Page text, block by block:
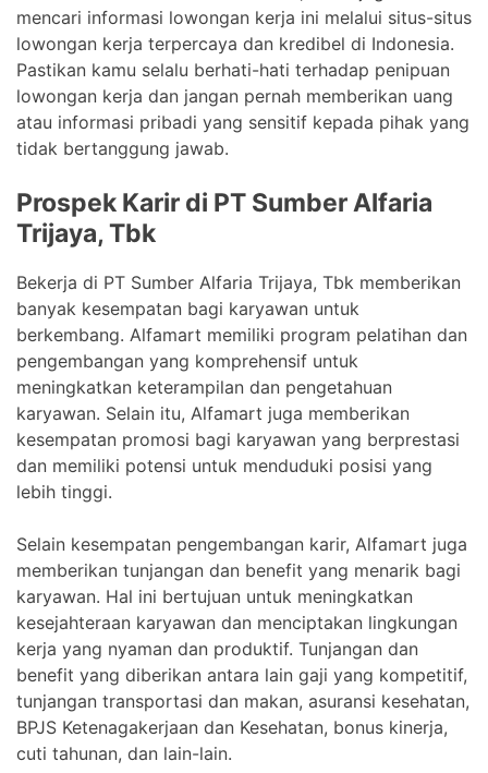
mencari informasi lowongan kerja ini melalui situs-situs
lowongan kerja terpercaya dan kredibel di Indonesia.
Pastikan kamu selalu berhati-hati terhadap penipuan
lowongan kerja dan jangan pernah memberikan uang
atau informasi pribadi yang sensitif kepada pihak yang
tidak bertanggung jawab.
Prospek Karir di PT Sumber Alfaria
Trijaya, Tbk
Bekerja di PT Sumber Alfaria Trijaya, Tbk memberikan
banyak kesempatan bagi karyawan untuk
berkembang. Alfamart memiliki program pelatihan dan
pengembangan yang komprehensif untuk
meningkatkan keterampilan dan pengetahuan
karyawan. Selain itu, Alfamart juga memberikan
kesempatan promosi bagi karyawan yang berprestasi
dan memiliki potensi untuk menduduki posisi yang
lebih tinggi.
Selain kesempatan pengembangan karir, Alfamart juga
memberikan tunjangan dan benefit yang menarik bagi
karyawan. Hal ini bertujuan untuk meningkatkan
kesejahteraan karyawan dan menciptakan lingkungan
kerja yang nyaman dan produktif. Tunjangan dan
benefit yang diberikan antara lain gaji yang kompetitif,
tunjangan transportasi dan makan, asuransi kesehatan,
BPJS Ketenagakerjaan dan Kesehatan, bonus kinerja,
cuti tahunan, dan lain-lain.